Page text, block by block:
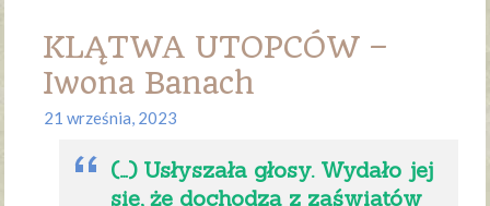
KLĄTWA UTOPCÓW –
Iwona Banach
21 września, 2023
(…) Usłyszała głosy. Wydało jej
się, że dochodzą z zaświatów